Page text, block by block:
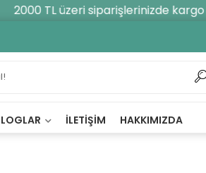
2000 TL üzeri siparişlerinizde kargo
İLETIŞIM HAKKIMIZDA